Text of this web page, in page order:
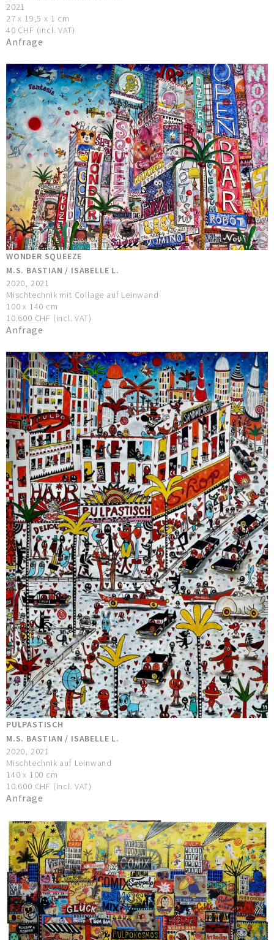
2021
27 x 19,5 x 1 cm
40 CHF (incl. VAT)
Anfrage
WONDER SQUEEZE
M.S. BASTIAN / ISABELLE L.
2020, 2021
Mischtechnik mit Collage auf Leinwand
100 x 140 cm
10.600 CHF (incl. VAT)
Anfrage
PULPASTISCH
M.S. BASTIAN / ISABELLE L.
2020, 2021
Mischtechnik auf Leinwand
140 x 100 cm
10.600 CHF (incl. VAT)
Anfrage